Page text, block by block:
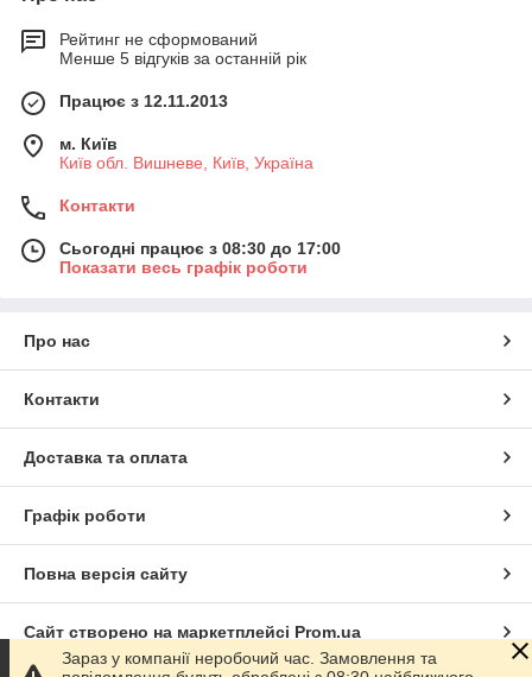
Рейтинг не сформований
Менше 5 відгуків за останній рік
Працює з 12.11.2013
м. Київ
Київ обл. Вишневе, Київ, Україна
Контакти
Сьогодні працює з 08:30 до 17:00
Показати весь графік роботи
Про нас
Контакти
Доставка та оплата
Графік роботи
Повна версія сайту
Сайт створено на маркетплейсі Prom.ua
Зараз у компанії неробочий час. Замовлення та